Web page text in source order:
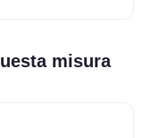
misura